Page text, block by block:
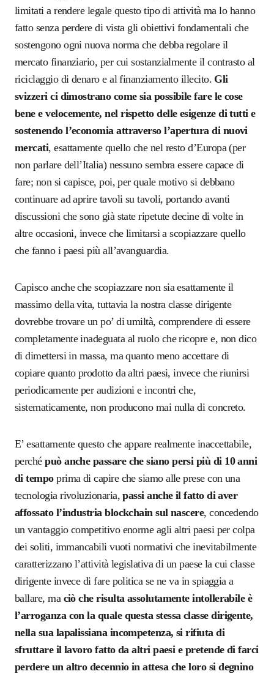
limitati a rendere legale questo tipo di attività ma lo hanno
fatto senza perdere di vista gli obiettivi fondamentali che
sostengono ogni nuova norma che debba regolare il
mercato finanziario, per cui sostanzialmente il contrasto al
riciclaggio di denaro e al finanziamento illecito. Gli
svizzeri ci dimostrano come sia possibile fare le cose
bene e velocemente, nel rispetto delle esigenze di tutti e
sostenendo l’economia attraverso l’apertura di nuovi
mercati, esattamente quello che nel resto d’Europa (per
non parlare dell’Italia) nessuno sembra essere capace di
fare; non si capisce, poi, per quale motivo si debbano
continuare ad aprire tavoli su tavoli, portando avanti
discussioni che sono già state ripetute decine di volte in
altre occasioni, invece che limitarsi a scopiazzare quello
che fanno i paesi più all’avanguardia.
Capisco anche che scopiazzare non sia esattamente il
massimo della vita, tuttavia la nostra classe dirigente
dovrebbe trovare un po’ di umiltà, comprendere di essere
completamente inadeguata al ruolo che ricopre e, non dico
di dimettersi in massa, ma quanto meno accettare di
copiare quanto prodotto da altri paesi, invece che riunirsi
periodicamente per audizioni e incontri che,
sistematicamente, non producono mai nulla di concreto.
E’ esattamente questo che appare realmente inaccettabile,
perchépuò anche passare che siano persi più di 10 anni
di tempoprima di capire che siamo alle prese con una
tecnologia rivoluzionaria,passi anche il fatto di aver
affossato l’industria blockchain sul nascere, concedendo
un vantaggio competitivo enorme agli altri paesi per colpa
dei soliti, immancabili vuoti normativi che inevitabilmente
caratterizzano l’attività legislativa di un paese la cui classe
dirigente invece di fare politica se ne va in spiaggia a
ballare, ma ciò che risulta assolutamente intollerabile è
l’arroganza con la quale questa stessa classe dirigente,
nella sua lapalissiana incompetenza, si rifiuta di
sfruttare il lavoro fatto da altri paesi e pretende di farci
perdere un altro decennio in attesa che loro si degnino